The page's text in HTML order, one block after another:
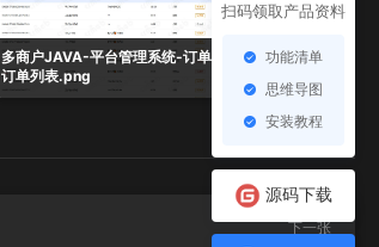
扫码领取产品资料
功能清单
思维导图
安装教程
源码下载
多商户JAVA-平台管理系统-订单-
订单列表.png
多商户JAVA-平台管
下一张